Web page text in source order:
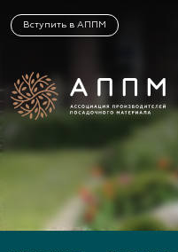
Вступить в АППМ